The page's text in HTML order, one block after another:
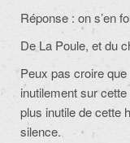
Réponse : on s’en
De La Poule, et du
Peux pas croire
inutilement sur
plus inutile de cette
silence.